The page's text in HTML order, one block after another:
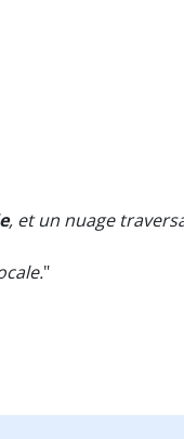
, et un nuage
"